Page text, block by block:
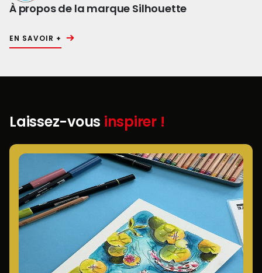
À propos de la marque Silhouette
EN SAVOIR +
Laissez-vous inspirer !